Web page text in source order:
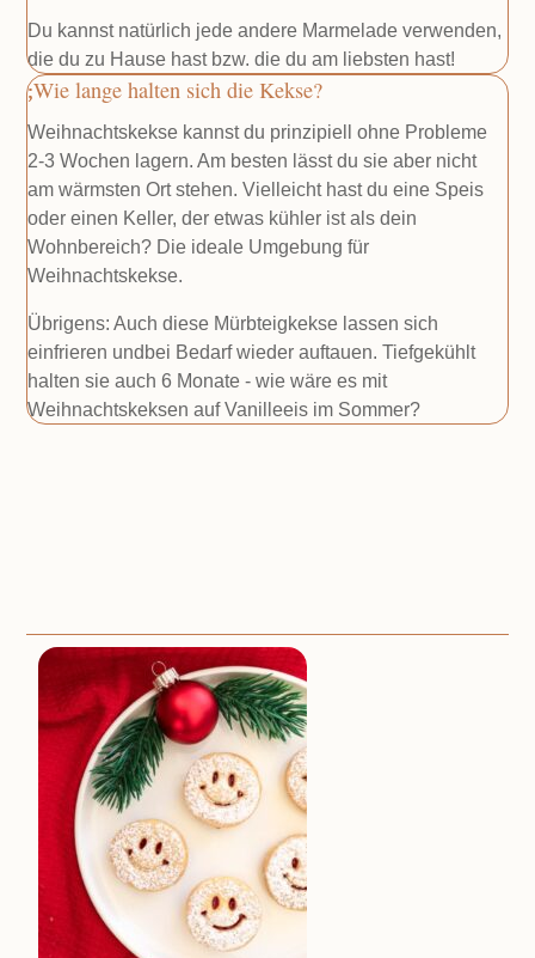
Du kannst natürlich jede andere Marmelade verwenden,
die du zu Hause hast bzw. die du am liebsten hast!
Wie lange halten sich die Kekse?
Weihnachtskekse kannst du prinzipiell ohne Probleme
2-3 Wochen lagern. Am besten lässt du sie aber nicht
am wärmsten Ort stehen. Vielleicht hast du eine Speis
oder einen Keller, der etwas kühler ist als dein
Wohnbereich? Die ideale Umgebung für
Weihnachtskekse.
Übrigens: Auch diese Mürbteigkekse lassen sich
einfrieren undbei Bedarf wieder auftauen. Tiefgekühlt
halten sie auch 6 Monate - wie wäre es mit
Weihnachtskeksen auf Vanilleeis im Sommer?